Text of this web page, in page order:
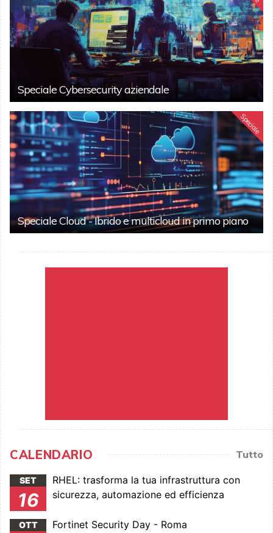
Speciale Cybersecurity aziendale
Speciale
Speciale Cloud - Ibrido e multicloud in primo piano
CALENDARIO Tutto
SET
16
RHEL: trasforma la tua infrastruttura con
sicurezza, automazione ed efficienza
OTT Fortinet Security Day - Roma